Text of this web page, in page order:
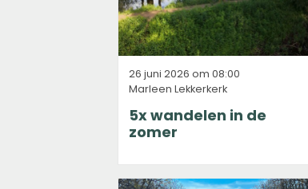
26 juni 2026 om 08:00
Marleen Lekkerkerk
5x wandelen in de
zomer